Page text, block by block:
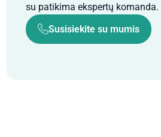
su patikima ekspertų komanda.
Susisiekite su mumis